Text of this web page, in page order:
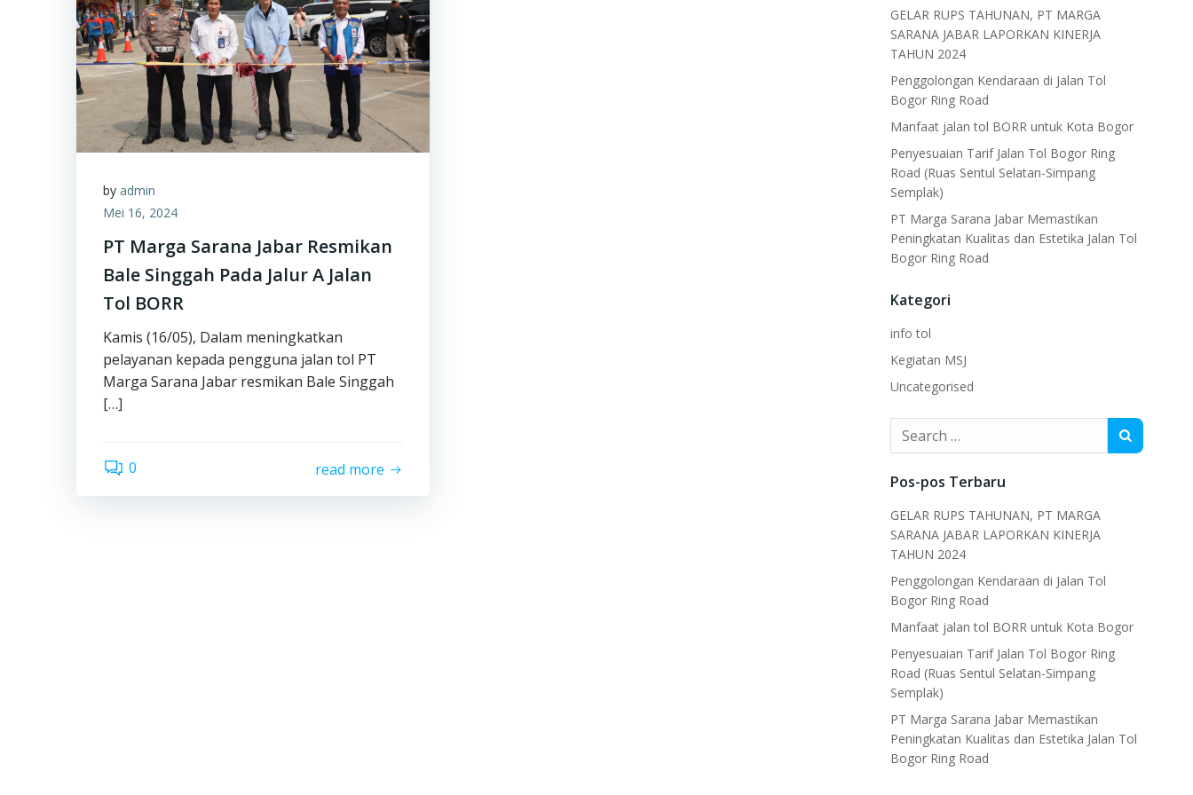
by admin
Mei 16, 2024
PT Marga Sarana Jabar Resmikan
Bale Singgah Pada Jalur A Jalan
Tol BORR
Kamis (16/05), Dalam meningkatkan
pelayanan kepada pengguna jalan tol PT
Marga Sarana Jabar resmikan Bale Singgah
[…]
0 read more
GELAR RUPS TAHUNAN, PT MARGA
SARANA JABAR LAPORKAN KINERJA
TAHUN 2024
Penggolongan Kendaraan di Jalan Tol
Bogor Ring Road
Manfaat jalan tol BORR untuk Kota Bogor
Penyesuaian Tarif Jalan Tol Bogor Ring
Road (Ruas Sentul Selatan-Simpang
Semplak)
PT Marga Sarana Jabar Memastikan
Peningkatan Kualitas dan Estetika Jalan Tol
Bogor Ring Road
Kategori
info tol
Kegiatan MSJ
Uncategorised
Search
for:
Pos-pos Terbaru
GELAR RUPS TAHUNAN, PT MARGA
SARANA JABAR LAPORKAN KINERJA
TAHUN 2024
Penggolongan Kendaraan di Jalan Tol
Bogor Ring Road
Manfaat jalan tol BORR untuk Kota Bogor
Penyesuaian Tarif Jalan Tol Bogor Ring
Road (Ruas Sentul Selatan-Simpang
Semplak)
PT Marga Sarana Jabar Memastikan
Peningkatan Kualitas dan Estetika Jalan Tol
Bogor Ring Road